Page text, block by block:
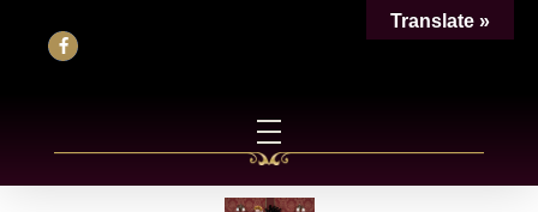
Translate »